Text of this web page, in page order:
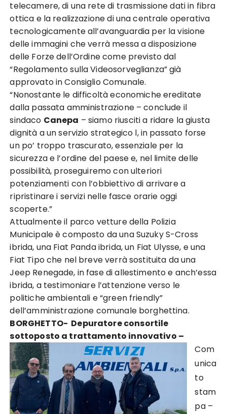
telecamere, di una rete di trasmissione dati in fibra
ottica e la realizzazione di una centrale operativa
tecnologicamente all’avanguardia per la visione
delle immagini che verrà messa a disposizione
delle Forze dell’Ordine come previsto dal
“Regolamento sulla Videosorveglianza” già
approvato in Consiglio Comunale.
“Nonostante le difficoltà economiche ereditate
dalla passata amministrazione – conclude il
sindaco Canepa – siamo riusciti a ridare la giusta
dignità a un servizio strategico l, in passato forse
un po’ troppo trascurato, essenziale per la
sicurezza e l’ordine del paese e, nel limite delle
possibilità, proseguiremo con ulteriori
potenziamenti con l’obbiettivo di arrivare a
ripristinare i servizi nelle fasce orarie oggi
scoperte.”
Attualmente il parco vetture della Polizia
Municipale è composto da una Suzuky S-Cross
ibrida, una Fiat Panda ibrida, un Fiat Ulysse, e una
Fiat Tipo che nel breve verrà sostituita da una
Jeep Renegade, in fase di allestimento e anch’essa
ibrida, a testimoniare l’attenzione verso le
politiche ambientali e “green friendly”
dell’amministrazione comunale borghettina.
BORGHETTO- Depuratore consortile
sottoposto a trattamento innovativo –
Com
unica
to
stam
pa –